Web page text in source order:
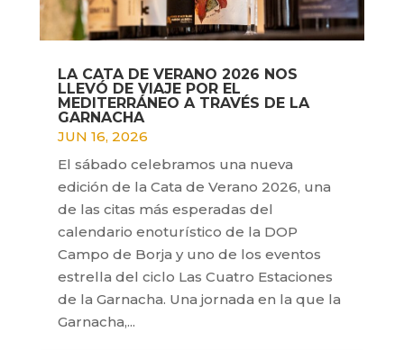
LA CATA DE VERANO 2026 NOS
LLEVÓ DE VIAJE POR EL
MEDITERRÁNEO A TRAVÉS DE LA
GARNACHA
JUN 16, 2026
El sábado celebramos una nueva
edición de la Cata de Verano 2026, una
de las citas más esperadas del
calendario enoturístico de la DOP
Campo de Borja y uno de los eventos
estrella del ciclo Las Cuatro Estaciones
de la Garnacha. Una jornada en la que la
Garnacha,...